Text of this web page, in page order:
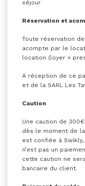
séjour
Réservation et
Toute réservation
acompte par le
location (loyer +
A réception de ce
et de la SARL Les
Caution
Une caution de
dès le moment de
est confiée à
n’est pas un
cette caution ne
bancaire du client.